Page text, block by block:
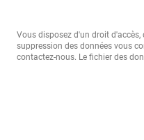
Vous disposez d'un droit
suppression des données vous
contactez-nous. Le fichier des